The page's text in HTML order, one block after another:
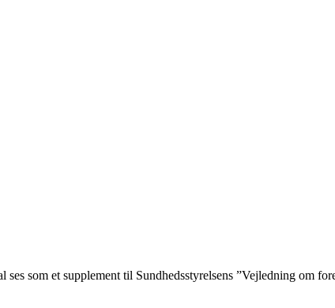
som et supplement til Sundhedsstyrelsens ”Vejledning om